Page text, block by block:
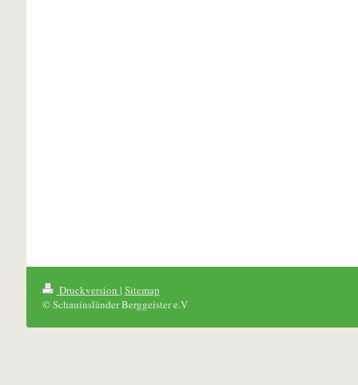
Druckversion | Sitemap
© Schauinsländer Berggeister e.V